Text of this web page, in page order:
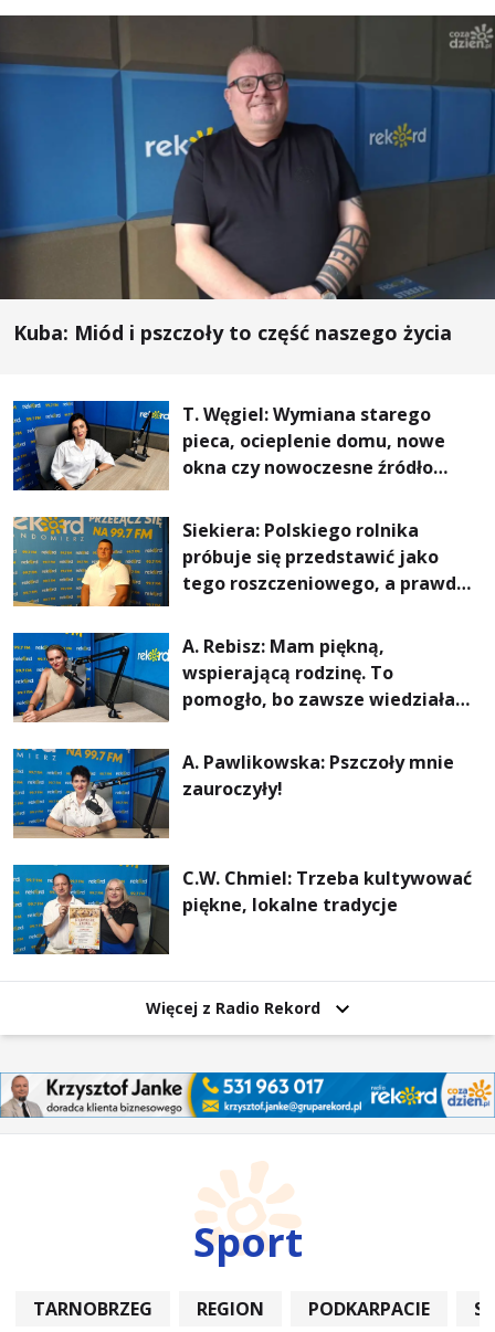
Kuba: Miód i pszczoły to część naszego życia
T. Węgiel: Wymiana starego
pieca, ocieplenie domu, nowe
okna czy nowoczesne źródło
rachunki za energię, lepszy
komfort życia i... czystsze
powietrze
Siekiera: Polskiego rolnika
próbuje się przedstawić jako
tego roszczeniowego, a prawda
A. Rebisz: Mam piękną,
wspierającą rodzinę. To
pomogło, bo zawsze wiedziałam,
najważniejsza
A. Pawlikowska: Pszczoły mnie
zauroczyły!
C.W. Chmiel: Trzeba kultywować
piękne, lokalne tradycje
Więcej z Radio Rekord
Sport
TARNOBRZEG REGION PODKARPACIE